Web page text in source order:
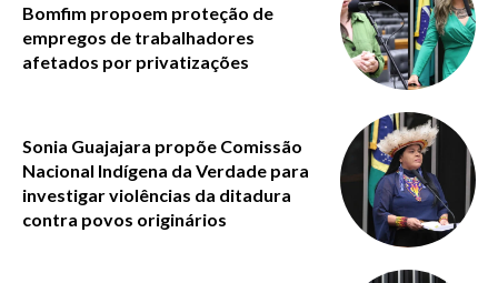
Bomfim propoem proteção de
empregos de trabalhadores
afetados por privatizações
Sonia Guajajara propõe Comissão
Nacional Indígena da Verdade para
investigar violências da ditadura
contra povos originários